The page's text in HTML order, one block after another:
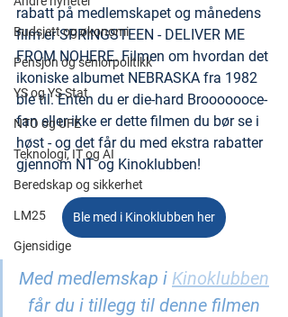
Budsjett og økonomi
Pensjon og seniorpolitikk
YS og YS Stat
NTO og UFE
Teknologi, IT og AI
Beredskap og sikkerhet
LM25
Gjensidige
rabatt på medlemskapet og månedens
film er SPRINGSTEEN - DELIVER ME
FROM NOHERE. Filmen om hvordan det
ikoniske albumet NEBRASKA fra 1982
ble til. Enten du er die-hard Brooooooce-
fan eller ikke er dette filmen du bør se i
høst - og det får du med ekstra rabatter
gjennom NT og Kinoklubben!
Ble med i Kinoklubben her
Med medlemskap i Kinoklubben
får du i tillegg til denne filmen